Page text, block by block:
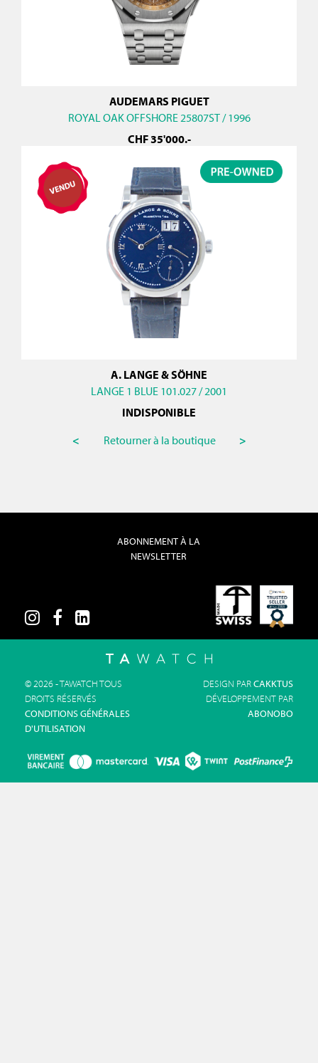
AUDEMARS PIGUET
ROYAL OAK OFFSHORE 25807ST / 1996
CHF35'000.-
A. LANGE & SÖHNE
LANGE 1 BLUE 101.027 / 2001
INDISPONIBLE
<
Retourner à la boutique >
ABONNEMENT À LA
NEWSLETTER
© 2026 - TAWATCH TOUS
DROITS RÉSERVÉS
CONDITIONS GÉNÉRALES
D'UTILISATION
DESIGN PARCAKKTUS
DÉVELOPPEMENT PAR
ABONOBO